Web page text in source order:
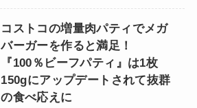
コストコの増量肉パティでメガ
バーガーを作ると満足！
『100％ビーフパティ』は1枚
150gにアップデートされて抜群
の食べ応えに